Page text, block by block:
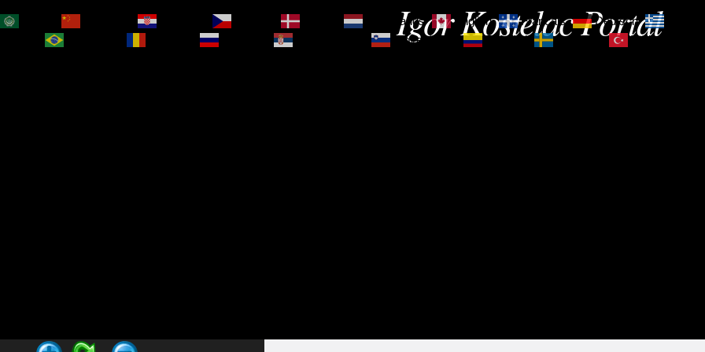
Igor Kostelac Portal
Nederlands English Français Deutsch
Slovenščina Español Svenska Türkçe